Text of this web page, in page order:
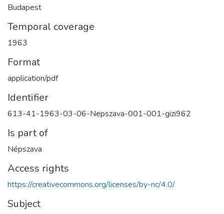
Budapest
Temporal coverage
1963
Format
application/pdf
Identifier
613-41-1963-03-06-Nepszava-001-001-gizi962
Is part of
Népszava
Access rights
https://creativecommons.org/licenses/by-nc/4.0/
Subject